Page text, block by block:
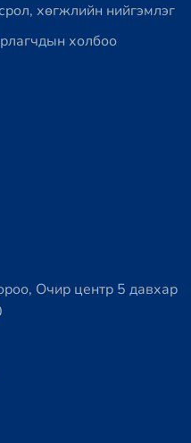
хөгжлийн нийгэмлэг
холбоо
Очир центр 5 давхар